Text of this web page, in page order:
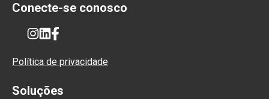
Conecte-se conosco
Política de privacidade
Soluções